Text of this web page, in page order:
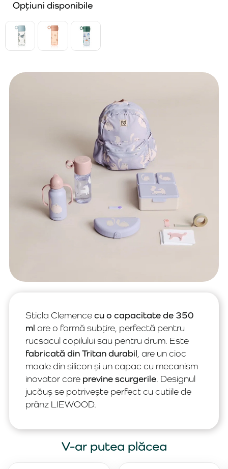
Opțiuni disponibile
Sticla Clemencecu o capacitate de 350
ml are o formă subțire, perfectă pentru
rucsacul copilului sau pentru drum. Este
fabricată din Tritan durabil , are un cioc
moale din silicon și un capac cu mecanism
inovator care previne scurgerile. Designul
jucăuș se potrivește perfect cu cutiile de
prânz LIEWOOD.
V-ar putea plăcea